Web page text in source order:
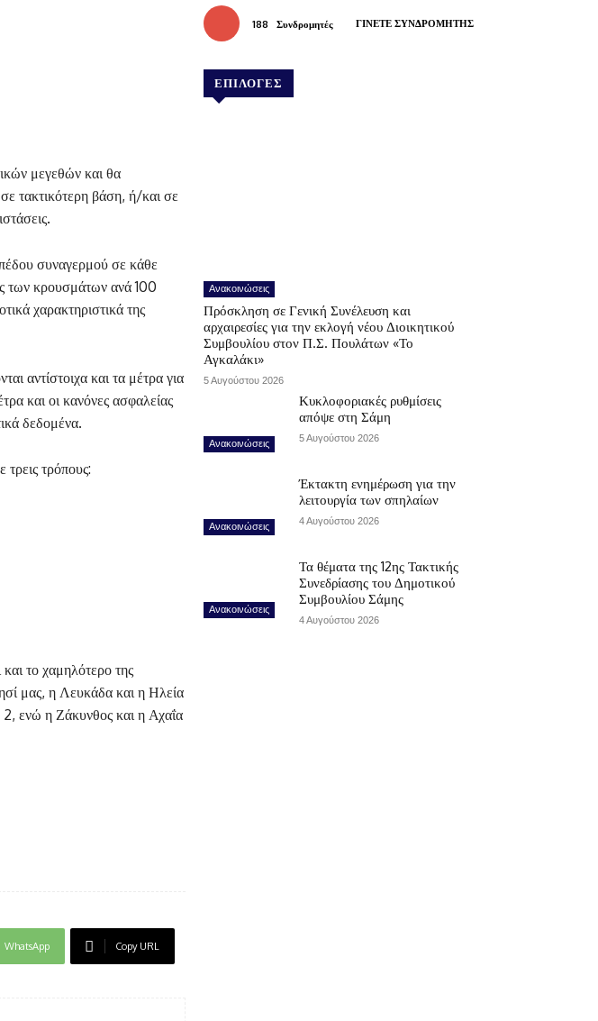
μεγεθών και θα
τακτικότερη βάση, ή/και σε
συναγερμού σε κάθε
των κρουσμάτων ανά 100
χαρακτηριστικά της
αντίστοιχα και τα μέτρα για
και οι κανόνες ασφαλείας
δεδομένα.
τρόπους:
το χαμηλότερο της
μας, η Λευκάδα και η Ηλεία
2, ενώ η Ζάκυνθος και η Αχαΐα
WhatsApp Copy URL
188 Συνδρομητές ΓΊΝΕΤΕ ΣΥΝΔΡΟΜΗΤΉΣ
ΕΠΙΛΟΓΕΣ
Ανακοινώσεις
Πρόσκληση σε Γενική Συνέλευση και
αρχαιρεσίες για την εκλογή νέου Διοικητικού
Συμβουλίου στον Π.Σ. Πουλάτων «Το
Αγκαλάκι»
5 Αυγούστου 2026
Ανακοινώσεις
Κυκλοφοριακές ρυθμίσεις
απόψε στη Σάμη
5 Αυγούστου 2026
Ανακοινώσεις
Έκτακτη ενημέρωση για την
λειτουργία των σπηλαίων
4 Αυγούστου 2026
Ανακοινώσεις
Τα θέματα της 12ης Τακτικής
Συνεδρίασης του Δημοτικού
Συμβουλίου Σάμης
4 Αυγούστου 2026